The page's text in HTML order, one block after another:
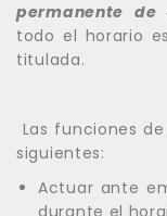
permanente de
todo el horario
titulada.
Las funciones
siguientes:
Actuar ante
durante el